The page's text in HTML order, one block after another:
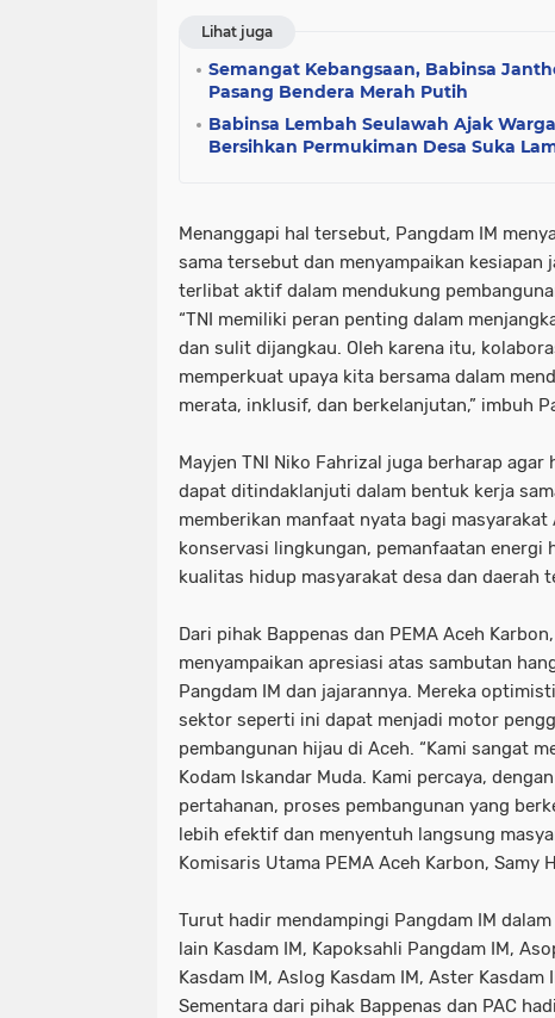
Lihat juga
Semangat Kebangsaan, Babinsa
Pasang Bendera Merah Putih
Babinsa Lembah Seulawah Ajak
Bersihkan Permukiman Desa Suka
Menanggapi hal tersebut, Pangdam IM
sama tersebut dan menyampaikan
terlibat aktif dalam mendukung
“TNI memiliki peran penting dalam
dan sulit dijangkau. Oleh karena itu,
memperkuat upaya kita bersama dalam
merata, inklusif, dan berkelanjutan,” imbuh
Mayjen TNI Niko Fahrizal juga berharap
dapat ditindaklanjuti dalam bentuk kerja
memberikan manfaat nyata bagi masyarakat
konservasi lingkungan, pemanfaatan energi
kualitas hidup masyarakat desa dan daerah
Dari pihak Bappenas dan PEMA Aceh
menyampaikan apresiasi atas sambutan
Pangdam IM dan jajarannya. Mereka
sektor seperti ini dapat menjadi motor
pembangunan hijau di Aceh. “Kami sangat
Kodam Iskandar Muda. Kami percaya,
pertahanan, proses pembangunan yang
lebih efektif dan menyentuh langsung
Komisaris Utama PEMA Aceh Karbon, Samy
Turut hadir mendampingi Pangdam IM
lain Kasdam IM, Kapoksahli Pangdam IM,
Kasdam IM, Aslog Kasdam IM, Aster Kasdam
Sementara dari pihak Bappenas dan PAC